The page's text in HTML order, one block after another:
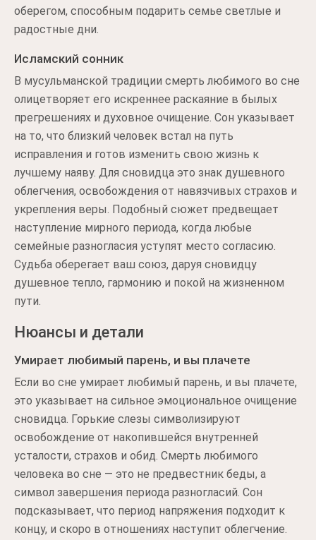
оберегом, способным подарить семье светлые и
радостные дни.
Исламский сонник
В мусульманской традиции смерть любимого во сне
олицетворяет его искреннее раскаяние в былых
прегрешениях и духовное очищение. Сон указывает
на то, что близкий человек встал на путь
исправления и готов изменить свою жизнь к
лучшему наяву. Для сновидца это знак душевного
облегчения, освобождения от навязчивых страхов и
укрепления веры. Подобный сюжет предвещает
наступление мирного периода, когда любые
семейные разногласия уступят место согласию.
Судьба оберегает ваш союз, даруя сновидцу
душевное тепло, гармонию и покой на жизненном
пути.
Нюансы и детали
Умирает любимый парень, и вы плачете
Если во сне умирает любимый парень, и вы плачете,
это указывает на сильное эмоциональное очищение
сновидца. Горькие слезы символизируют
освобождение от накопившейся внутренней
усталости, страхов и обид. Смерть любимого
человека во сне — это не предвестник беды, а
символ завершения периода разногласий. Сон
подсказывает, что период напряжения подходит к
концу, и скоро в отношениях наступит облегчение.